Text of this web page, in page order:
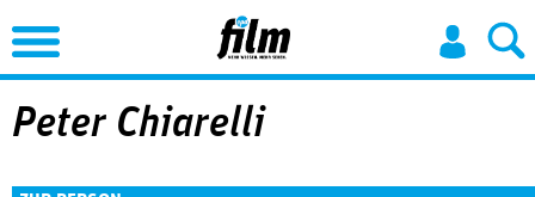
Jump to Navigation
Peter Chiarelli